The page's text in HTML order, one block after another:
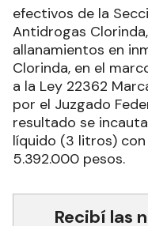
efectivos de la
Antidrogas
allanamientos en
Clorinda, en el
a la Ley 22362
por el Juzgado
resultado se
líquido (3 litros) con
5.392.000 pesos.
Recibí las